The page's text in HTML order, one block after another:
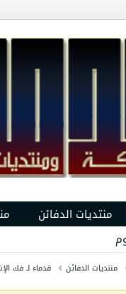
منتديات الدفائن
منتديات الدفائن قدماء لـ فك